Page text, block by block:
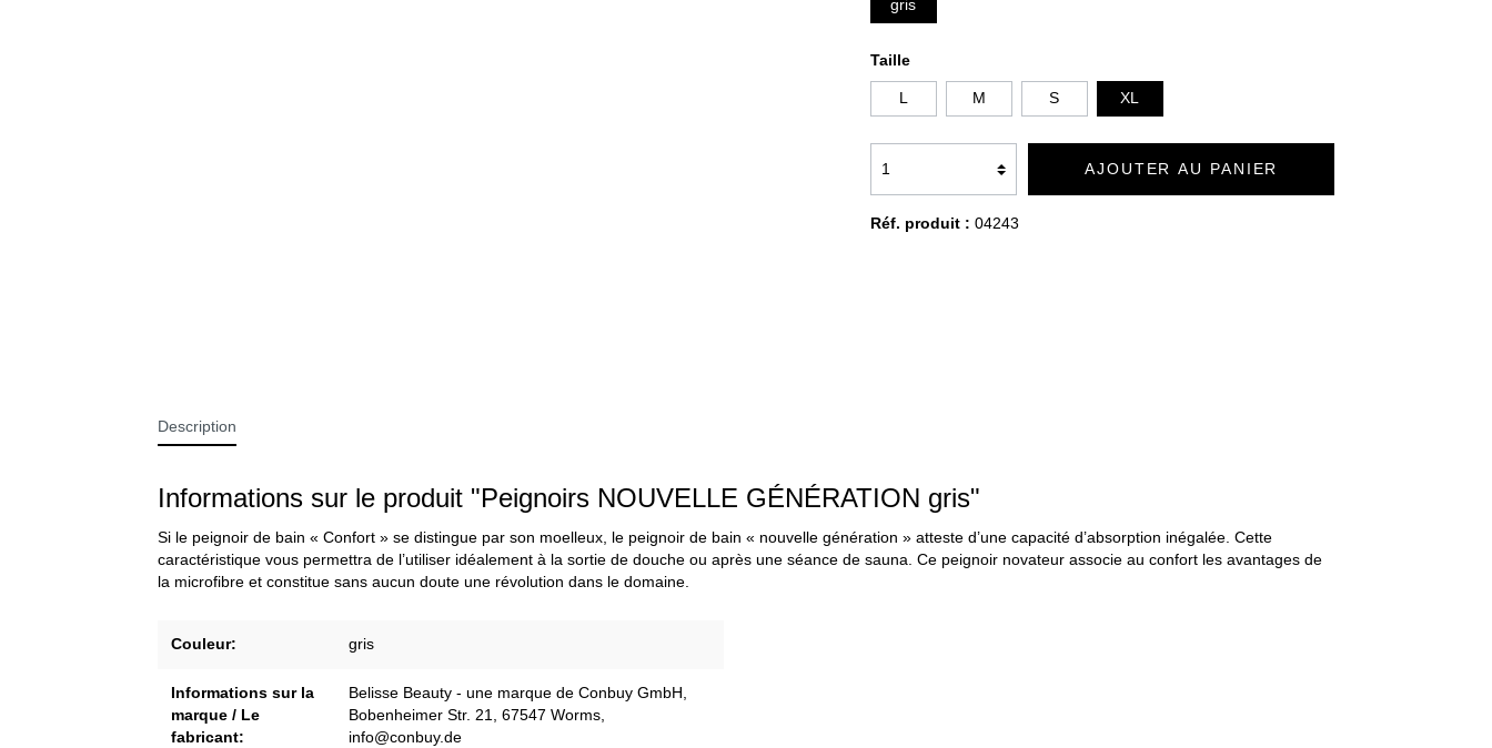
gris
Taille
L M S XL
AJOUTER AU PANIER
Réf. produit : 04243
Description
Informations sur le produit "Peignoirs NOUVELLE GÉNÉRATION gris"
Si le peignoir de bain « Confort » se distingue par son moelleux, le peignoir de bain « nouvelle génération » atteste d’une capacité d’absorption inégalée. Cette
caractéristique vous permettra de l’utiliser idéalement à la sortie de douche ou après une séance de sauna. Ce peignoir novateur associe au confort les avantages de
la microfibre et constitue sans aucun doute une révolution dans le domaine.
Couleur: gris
Informations sur la
marque / Le
fabricant:
Belisse Beauty - une marque de Conbuy GmbH,
Bobenheimer Str. 21, 67547 Worms,
info@conbuy.de